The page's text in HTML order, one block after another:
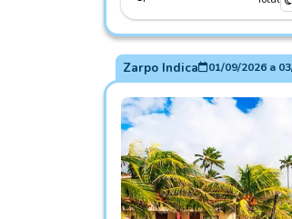
Zarpo Indica 01/09/2026a